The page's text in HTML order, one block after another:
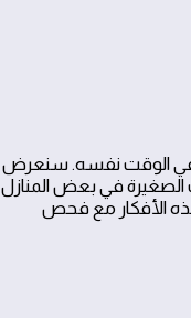
في الوقت نفسه. سنعرض
الصغيرة في بعض المنازل
الأفكار مع فحص